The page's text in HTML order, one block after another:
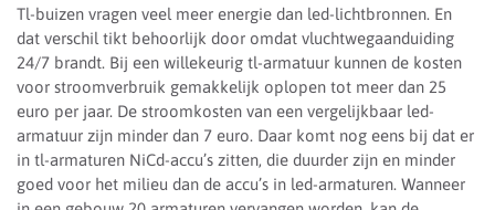
Tl-buizen vragen veel meer energie dan led-lichtbronnen. En
dat verschil tikt behoorlijk door omdat vluchtwegaanduiding
24/7 brandt. Bij een willekeurig tl-armatuur kunnen de kosten
voor stroomverbruik gemakkelijk oplopen tot meer dan 25
euro per jaar. De stroomkosten van een vergelijkbaar led-
armatuur zijn minder dan 7 euro. Daar komt nog eens bij dat er
in tl-armaturen NiCd-accu’s zitten, die duurder zijn en minder
goed voor het milieu dan de accu’s in led-armaturen. Wanneer